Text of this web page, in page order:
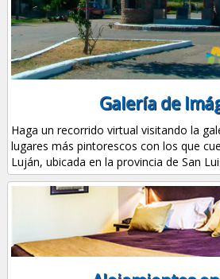
Galería de
Haga un recorrido virtual visitando la
lugares más pintorescos con los que
Luján, ubicada en la provincia de San